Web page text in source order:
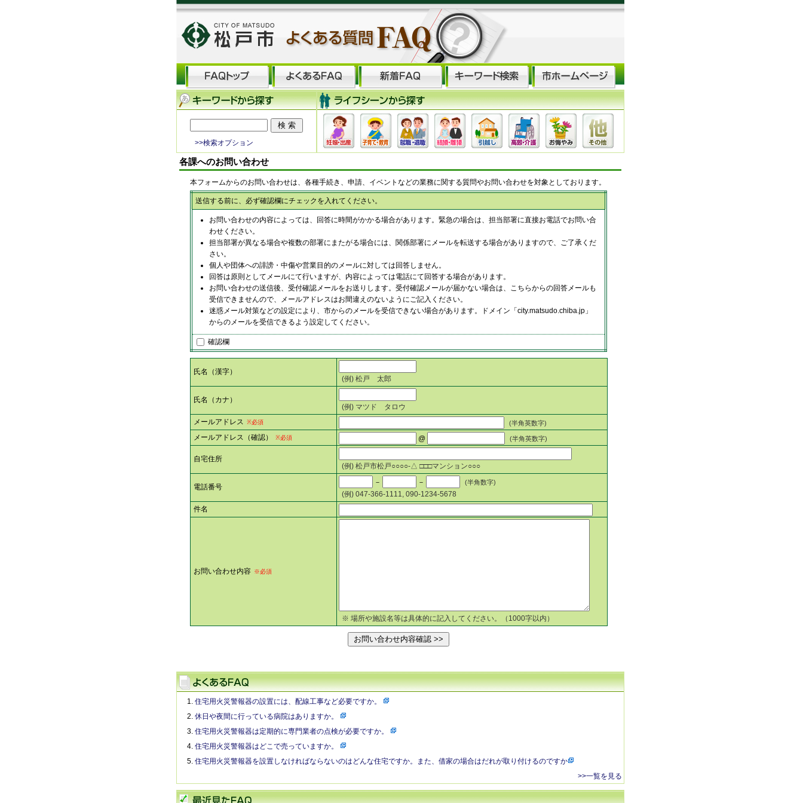
>>検索オプション
各課へのお問い合わせ
本フォームからのお問い合わせは、各種手続き、申請、イベントなどの業務に関する質問やお問い合わせを対象としております。
送信する前に、必ず確認欄にチェックを入れてください。
お問い合わせの内容によっては、回答に時間がかかる場合があります。緊急の場合は、担当部署に直接お電話でお問い合
わせください。
担当部署が異なる場合や複数の部署にまたがる場合には、関係部署にメールを転送する場合がありますので、ご了承くだ
さい。
個人や団体への誹謗・中傷や営業目的のメールに対しては回答しません。
回答は原則としてメールにて行いますが、内容によっては電話にて回答する場合があります。
お問い合わせの送信後、受付確認メールをお送りします。受付確認メールが届かない場合は、こちらからの回答メールも
受信できませんので、メールアドレスはお間違えのないようにご記入ください。
迷惑メール対策などの設定により、市からのメールを受信できない場合があります。ドメイン「city.matsudo.chiba.jp」
からのメールを受信できるよう設定してください。
確認欄
氏名（漢字）
(例) 松戸 太郎
氏名（カナ）
(例) マツド タロウ
メールアドレス ※必須 (半角英数字)
メールアドレス（確認） ※必須 @ (半角英数字)
自宅住所
(例) 松戸市松戸○○○○-△ □□□マンション○○○
電話番号
－ － (半角数字)
(例) 047-366-1111, 090-1234-5678
件名
お問い合わせ内容 ※必須
※ 場所や施設名等は具体的に記入してください。（1000字以内）
住宅用火災警報器の設置には、配線工事など必要ですか。
休日や夜間に行っている病院はありますか。
住宅用火災警報器は定期的に専門業者の点検が必要ですか。
住宅用火災警報器はどこで売っていますか。
住宅用火災警報器を設置しなければならないのはどんな住宅ですか。また、借家の場合はだれが取り付けるのですか
>>一覧を見る